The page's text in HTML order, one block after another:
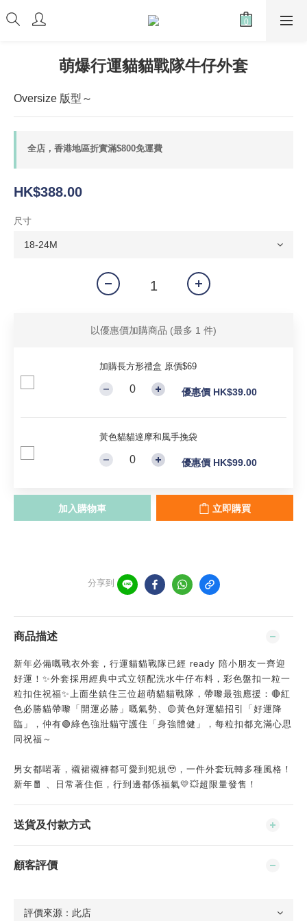
萌爆行運貓貓戰隊牛仔外套
Oversize 版型～
全店，香港地區折實滿$800免運費
HK$388.00
尺寸
以優惠價加購商品 (最多 1 件)
加購長方形禮盒 原價$69
優惠價 HK$39.00
黃色貓貓達摩和風手挽袋
優惠價 HK$99.00
加入購物車 立即購買
分享到
商品描述
新年必備嘅戰衣外套，行運貓貓戰隊已經 ready 陪小朋友一齊迎
好運！✨外套採用經典中式立領配洗水牛仔布料，彩色盤扣一粒一
粒扣住祝福✨上面坐鎮住三位超萌貓貓戰隊，帶嚟最強應援：🔴紅
色必勝貓帶嚟「開運必勝」嘅氣勢、🟡黃色好運貓招引「好運降
臨」，仲有🟢綠色強壯貓守護住「身強體健」，每粒扣都充滿心思
同祝福～
男女都啱著，襯裙襯褲都可愛到犯規🥹，一件外套玩轉多種風格！
新年🧧 、日常著住佢，行到邊都係福氣💛💥超限量發售！
送貨及付款方式
顧客評價